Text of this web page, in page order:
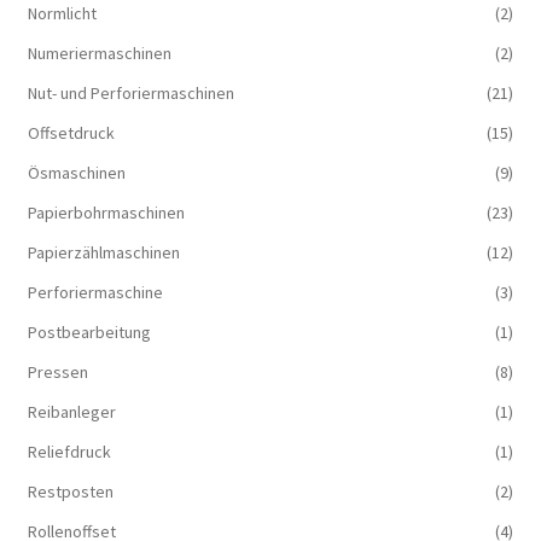
Normlicht
(2)
Numeriermaschinen
(2)
Nut- und Perforiermaschinen
(21)
Offsetdruck
(15)
Ösmaschinen
(9)
Papierbohrmaschinen
(23)
Papierzählmaschinen
(12)
Perforiermaschine
(3)
Postbearbeitung
(1)
Pressen
(8)
Reibanleger
(1)
Reliefdruck
(1)
Restposten
(2)
Rollenoffset
(4)